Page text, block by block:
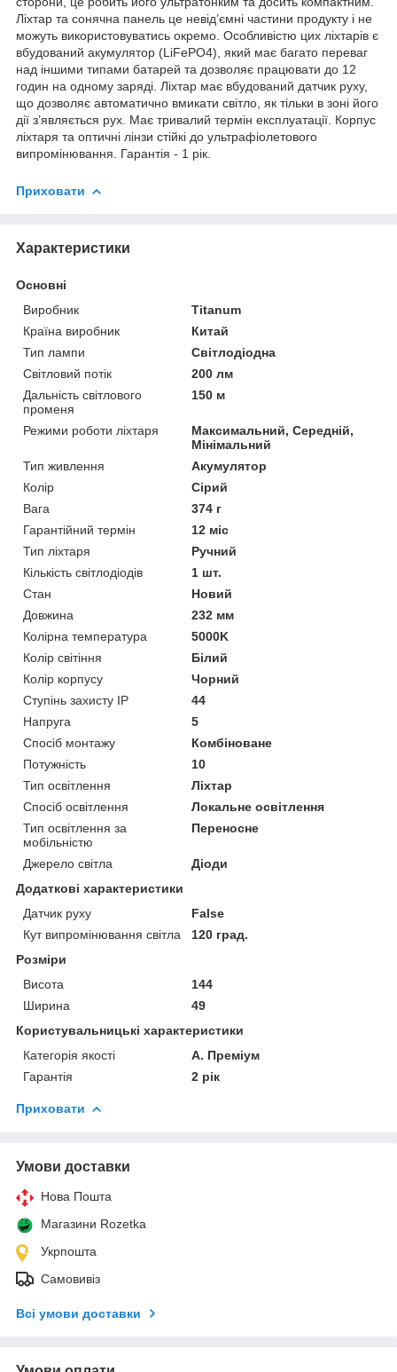
Ліхтар та сонячна панель це невід’ємні частини продукту і не
можуть використовуватись окремо. Особливістю цих ліхтарів є
вбудований акумулятор (LiFePO4), який має багато переваг
над іншими типами батарей та дозволяє працювати до 12
годин на одному заряді. Ліхтар має вбудований датчик руху,
що дозволяє автоматично вмикати світло, як тільки в зоні його
дії з’являється рух. Має тривалий термін експлуатації. Корпус
ліхтаря та оптичні лінзи стійкі до ультрафіолетового
випромінювання. Гарантія - 1 рік.
Приховати
Характеристики
Основні
Виробник
Titanum
Країна виробник
Китай
Тип лампи
Світлодіодна
Світловий потік
200 лм
Дальність світлового
променя
150 м
Режими роботи ліхтаря
Максимальний, Середній,
Мінімальний
Тип живлення
Акумулятор
Колір
Сірий
Вага
374 г
Гарантійний термін
12 міс
Тип ліхтаря
Ручний
Кількість світлодіодів
1 шт.
Стан
Новий
Довжина
232 мм
Колірна температура
5000K
Колір світіння
Білий
Колір корпусу
Чорний
Ступінь захисту IP
44
Напруга
5
Спосіб монтажу
Комбіноване
Потужність
10
Тип освітлення
Ліхтар
Спосіб освітлення
Локальне освітлення
Тип освітлення за
мобільністю
Переносне
Джерело світла
Діоди
Додаткові характеристики
Датчик руху
False
Кут випромінювання світла
120 град.
Розміри
Висота
144
Ширина
49
Користувальницькі характеристики
Категорія якості
A. Преміум
Гарантія
2 рік
Приховати
Умови доставки
Нова Пошта
Магазини Rozetka
Укрпошта
Самовивіз
Всі умови доставки